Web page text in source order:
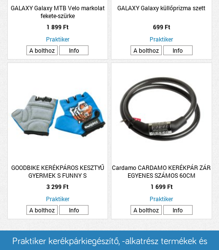
GALAXY Galaxy MTB Velo markolat
fekete-szürke
1 899 Ft
Praktiker
A bolthoz
Info
GALAXY Galaxy küllőprizma szett
699 Ft
Praktiker
A bolthoz
Info
GOODBIKE KERÉKPÁROS KESZTYŰ
GYERMEK S FUNNY S
3 299 Ft
Praktiker
A bolthoz
Info
Cardamo CARDAMO KERÉKPÁR ZÁR
EGYENES SZÁMOS 60CM
1 699 Ft
Praktiker
A bolthoz
Info
Praktiker kerékpárkiegészítő, -alkatrész termékek és